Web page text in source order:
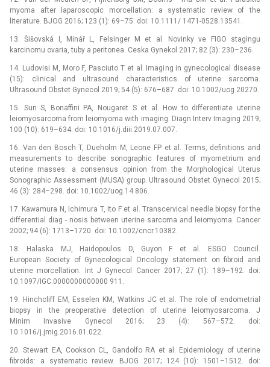
myoma after laparoscopic morcellation: a systematic review of the
literature. BJOG 2016; 123 (1): 69–75. doi: 10.1111/ 1471-0528.13541.
13. Šišovská I, Minář L, Felsinger M et al. Novinky ve FIGO stagingu
karcinomu ovaria, tuby a peritonea. Ceska Gynekol 2017; 82 (3): 230–236.
14. Ludovisi M, Moro F, Pasciuto T et al. Imaging in gynecological disease
(15): clinical and ultrasound characteristics of uterine sarcoma.
Ultrasound Obstet Gynecol 2019; 54 (5): 676–687. doi: 10.1002/uog.20270.
15. Sun S, Bonaffini PA, Nougaret S et al. How to differentiate uterine
leiomyosarcoma from leiomyoma with imaging. Dia­gn Interv Imaging 2019;
100 (10): 619–634. doi: 10.1016/j.diii.2019.07.007.
16. Van den Bosch T, Dueholm M, Leone FP et al. Terms, definitions and
measurements to describe sonographic features of myometrium and
uterine masses: a consensus opinion from the Morphological Uterus
Sonographic Assessment (MUSA) group. Ultrasound Obstet Gynecol 2015;
46 (3): 284–298. doi: 10.1002/uog.14 806.
17. Kawamura N, Ichimura T, Ito F et al. Transcervical needle bio­psy for the
differential dia­g­­ -⁠ nosis between uterine sarcoma and leiomyoma. Cancer
2002; 94 (6): 1713–1720. doi: 10.1002/cncr.10382.
18. Halaska MJ, Haidopoulos D, Guyon F et al. ESGO Council.
European Society of Gynecolo­gical Oncology statement on fibroid and
uterine morcellation. Int J Gynecol Cancer 2017; 27 (1): 189–192. doi:
10.1097/IGC.0000000000000 911.
19. Hinchcliff EM, Esselen KM, Watkins JC et al. The role of endometrial
bio­psy in the preo­perative detection of uterine leiomyosarcoma. J
Minim Invasive Gynecol 2016; 23 (4): 567–572. doi:
10.1016/j.jmig.2016.01.022.
20. Stewart EA, Cookson CL, Gandolfo RA et al. Epidemiology of uterine
fibroids: a systematic review. BJOG 2017; 124 (10): 1501–1512. doi: